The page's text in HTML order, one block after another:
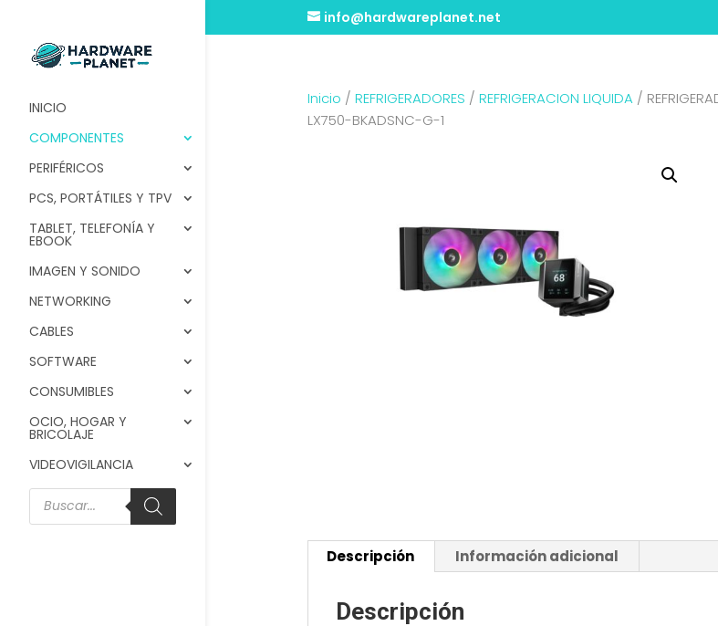
info@hardwareplanet.net
INICIO
COMPONENTES
PERIFÉRICOS
PCS, PORTÁTILES Y TPV
TABLET, TELEFONÍA Y
EBOOK
IMAGEN Y SONIDO
NETWORKING
CABLES
SOFTWARE
CONSUMIBLES
OCIO, HOGAR Y
BRICOLAJE
VIDEOVIGILANCIA
Búsqueda
de
productos
Inicio / REFRIGERADORES / REFRIGERACION LIQUIDA/
LX750-BKADSNC-G-1
Descripción Información adicional
Descripción